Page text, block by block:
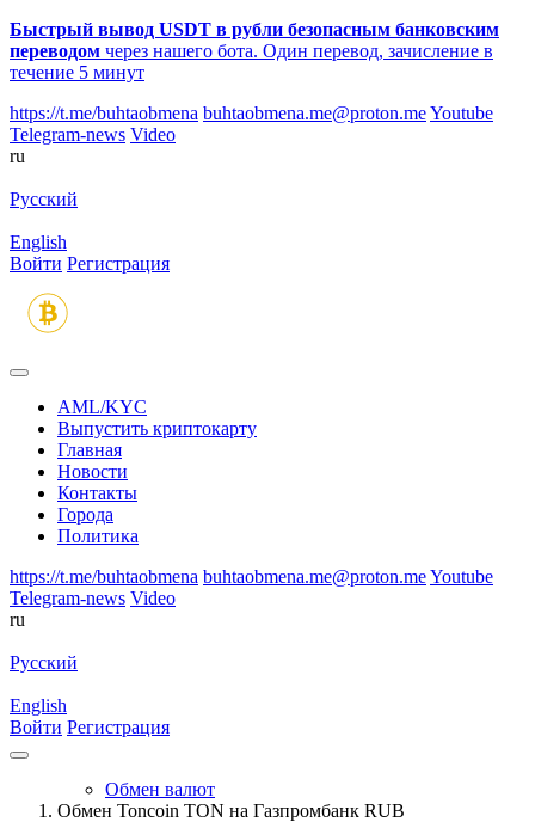
Быстрый вывод USDT в рубли безопасным банковским
переводом через нашего бота. Один перевод, зачисление в
течение 5 минут
https://t.me/buhtaobmena buhtaobmena.me@proton.meYoutube
Telegram-news Video
ru
Русский
English
Войти Регистрация
AML/KYC
Выпустить криптокарту
Главная
Новости
Контакты
Города
Политика
https://t.me/buhtaobmena buhtaobmena.me@proton.meYoutube
Telegram-news Video
ru
Русский
English
Войти Регистрация
Обмен валют
Обмен Toncoin TON на Газпромбанк RUB